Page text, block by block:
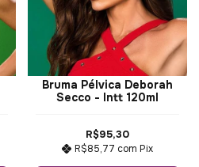
Bruma Pélvica Deborah
Secco - Intt 120ml
R$95,30
R$85,77 com Pix